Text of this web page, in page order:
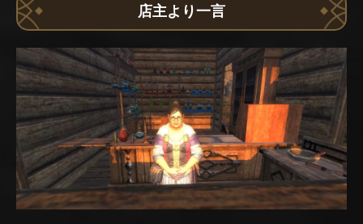
店主より一言